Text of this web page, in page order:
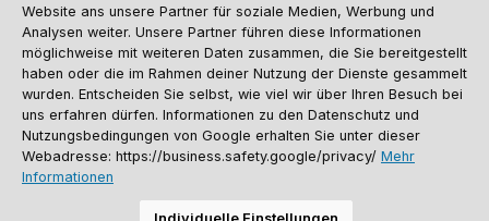
Kundenservice
Informationen
Social Media und Kontakt
Versandinformationen
Batterieentsorgung
Warenrücksendung Sporthund Katalog
Website ans unsere Partner für soziale Medien, Werbung und
Analysen weiter. Unsere Partner führen diese Informationen
möglichweise mit weiteren Daten zusammen, die Sie bereitgestellt
haben oder die im Rahmen deiner Nutzung der Dienste gesammelt
wurden. Entscheiden Sie selbst, wie viel wir über Ihren Besuch bei
uns erfahren dürfen. Informationen zu den Datenschutz und
Nutzungsbedingungen von Google erhalten Sie unter dieser
Webadresse: https://business.safety.google/privacy/ Mehr
Informationen